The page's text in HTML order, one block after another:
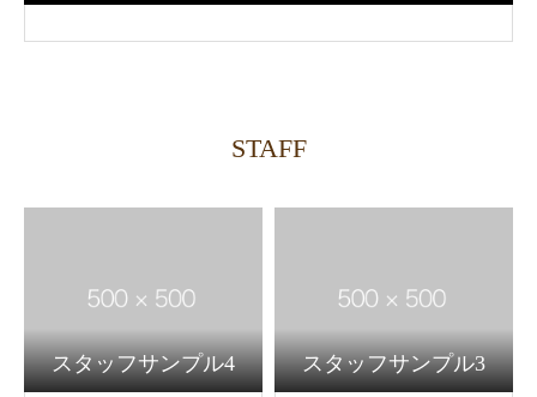
STAFF
スタッフサンプル4 スタッフサンプル3